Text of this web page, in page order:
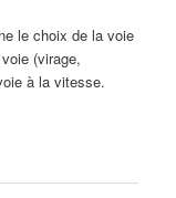
le choix de la voie
(virage,
à la vitesse.